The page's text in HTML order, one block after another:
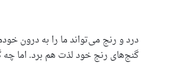
درد و رنج می‌تواند ما را به درون
گنج‌های رنج خود لذت هم برد. اما چه